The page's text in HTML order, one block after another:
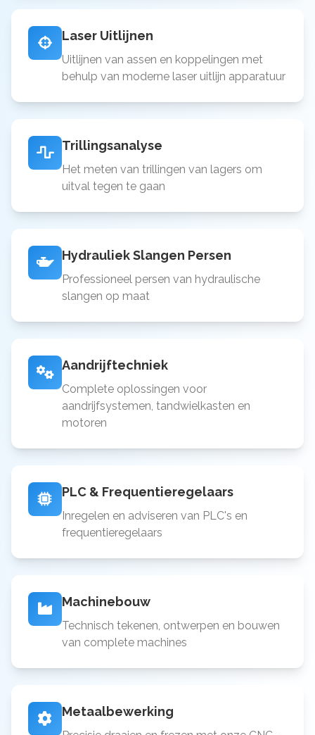
Laser Uitlijnen
Uitlijnen van assen en koppelingen met
behulp van moderne laser uitlijn apparatuur
Trillingsanalyse
Het meten van trillingen van lagers om
uitval tegen te gaan
Hydrauliek Slangen Persen
Professioneel persen van hydraulische
slangen op maat
Aandrijftechniek
Complete oplossingen voor
aandrijfsystemen, tandwielkasten en
motoren
PLC & Frequentieregelaars
Inregelen en adviseren van PLC's en
frequentieregelaars
Machinebouw
Technisch tekenen, ontwerpen en bouwen
van complete machines
Metaalbewerking